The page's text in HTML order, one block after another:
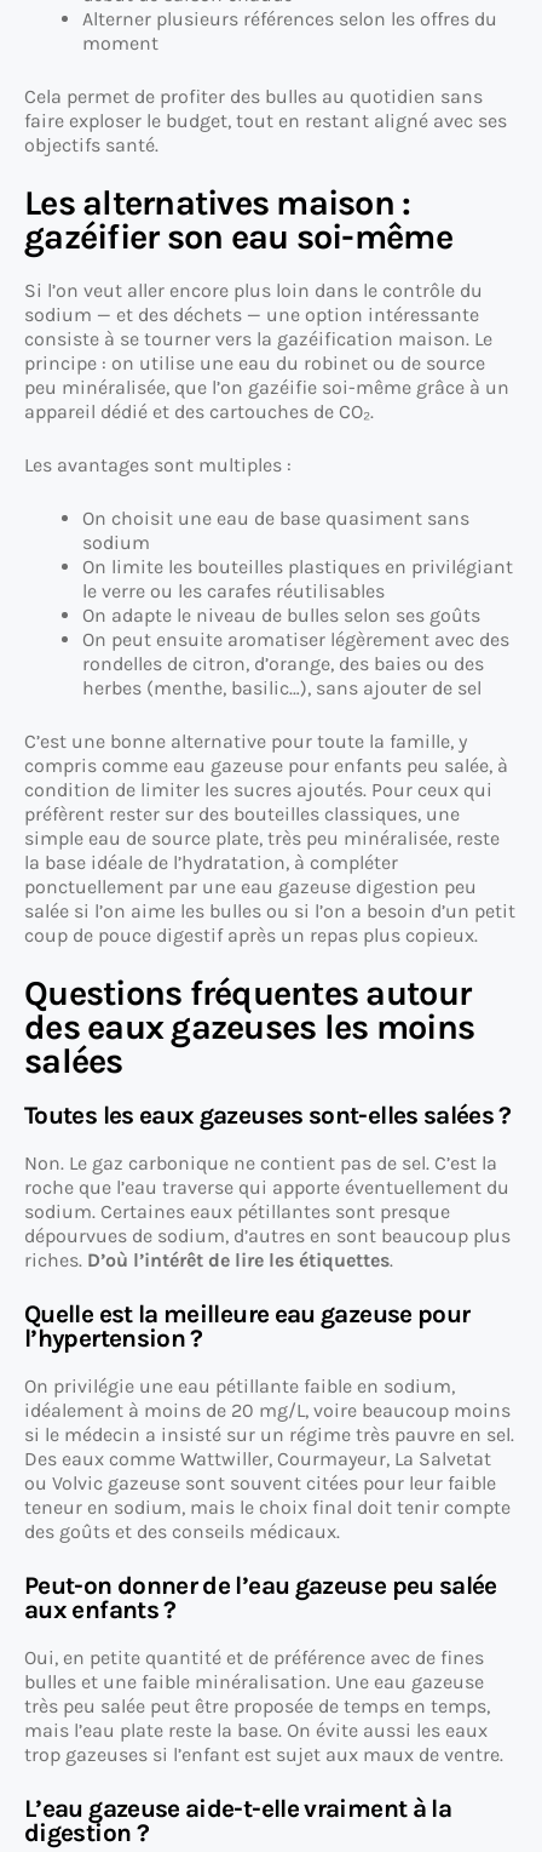
Alterner plusieurs références selon les offres du
moment
Cela permet de profiter des bulles au quotidien sans
faire exploser le budget, tout en restant aligné avec ses
objectifs santé.
Les alternatives maison :
gazéifier son eau soi-même
Si l’on veut aller encore plus loin dans le contrôle du
sodium — et des déchets — une option intéressante
consiste à se tourner vers la gazéification maison. Le
principe : on utilise une eau du robinet ou de source
peu minéralisée, que l’on gazéifie soi-même grâce à un
appareil dédié et des cartouches de CO₂.
Les avantages sont multiples :
On choisit une eau de base quasiment sans
sodium
On limite les bouteilles plastiques en privilégiant
le verre ou les carafes réutilisables
On adapte le niveau de bulles selon ses goûts
On peut ensuite aromatiser légèrement avec des
rondelles de citron, d’orange, des baies ou des
herbes (menthe, basilic…), sans ajouter de sel
C’est une bonne alternative pour toute la famille, y
compris comme eau gazeuse pour enfants peu salée, à
condition de limiter les sucres ajoutés. Pour ceux qui
préfèrent rester sur des bouteilles classiques, une
simple eau de source plate, très peu minéralisée, reste
la base idéale de l’hydratation, à compléter
ponctuellement par une eau gazeuse digestion peu
salée si l’on aime les bulles ou si l’on a besoin d’un petit
coup de pouce digestif après un repas plus copieux.
Questions fréquentes autour
des eaux gazeuses les moins
salées
Toutes les eaux gazeuses sont-elles salées ?
Non. Le gaz carbonique ne contient pas de sel. C’est la
roche que l’eau traverse qui apporte éventuellement du
sodium. Certaines eaux pétillantes sont presque
dépourvues de sodium, d’autres en sont beaucoup plus
riches. D’où l’intérêt de lire les étiquettes.
Quelle est la meilleure eau gazeuse pour
l’hypertension ?
On privilégie une eau pétillante faible en sodium,
idéalement à moins de 20 mg/L, voire beaucoup moins
si le médecin a insisté sur un régime très pauvre en sel.
Des eaux comme Wattwiller, Courmayeur, La Salvetat
ou Volvic gazeuse sont souvent citées pour leur faible
teneur en sodium, mais le choix final doit tenir compte
des goûts et des conseils médicaux.
Peut-on donner de l’eau gazeuse peu salée
aux enfants ?
Oui, en petite quantité et de préférence avec de fines
bulles et une faible minéralisation. Une eau gazeuse
très peu salée peut être proposée de temps en temps,
mais l’eau plate reste la base. On évite aussi les eaux
trop gazeuses si l’enfant est sujet aux maux de ventre.
L’eau gazeuse aide-t-elle vraiment à la
digestion ?